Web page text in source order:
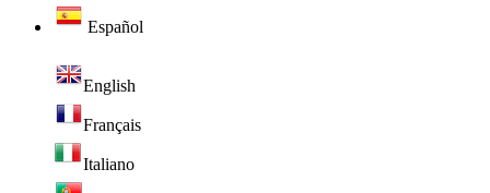
Español
English
Français
Italiano